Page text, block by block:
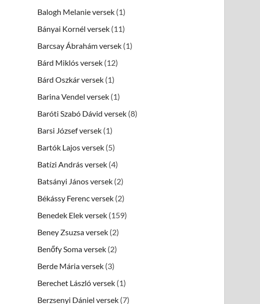
Balogh Melanie versek (1)
Bányai Kornél versek (11)
Barcsay Ábrahám versek (1)
Bárd Miklós versek (12)
Bárd Oszkár versek (1)
Barina Vendel versek (1)
Baróti Szabó Dávid versek (8)
Barsi József versek (1)
Bartók Lajos versek (5)
Batízi András versek (4)
Batsányi János versek (2)
Békássy Ferenc versek (2)
Benedek Elek versek (159)
Beney Zsuzsa versek (2)
Benőfy Soma versek (2)
Berde Mária versek (3)
Berechet László versek (1)
Berzsenyi Dániel versek (7)